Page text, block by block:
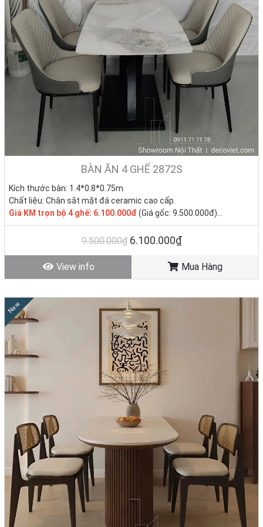
luồng khí này ra vào nhà, ảnh hưởng không tốt đến tài vận của gia
chủ.
+ Hạn chế bày trí bộ bàn ghế ăn đối diện trực tiếp với bếp nấu. Bởi
ăn đối diện sẽ khiến sức khỏe của các thành viên trong gia đình
không được tốt, tính khí cũng sẽ trở nên nóng nảy, dễ cáu gắt.
BÀN ĂN 4 GHẾ 2872S
Kích thước bàn: 1.4*0.8*0.75m
Chất liệu: Chân sắt mặt đá ceramic cao cấp.
Giá KM trọn bộ 4 ghế: 6.100.000đ (Giá gốc: 9.500.000đ)
Tình trạng: Hàng mới - Còn hàng.
9.500.000₫ 6.100.000₫
View info Mua Hàng
New